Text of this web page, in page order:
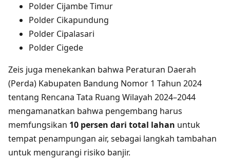
Polder Cijambe Timur
Polder Cikapundung
Polder Cipalasari
Polder Cigede
Zeis juga menekankan bahwa Peraturan Daerah
(Perda) Kabupaten Bandung Nomor 1 Tahun 2024
tentang Rencana Tata Ruang Wilayah 2024–2044
mengamanatkan bahwa pengembang harus
memfungsikan 10 persen dari total lahan untuk
tempat penampungan air, sebagai langkah tambahan
untuk mengurangi risiko banjir.